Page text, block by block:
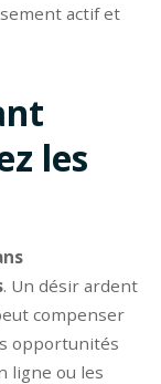
actif et
les
. Un désir ardent
compenser
opportunités
ligne ou les